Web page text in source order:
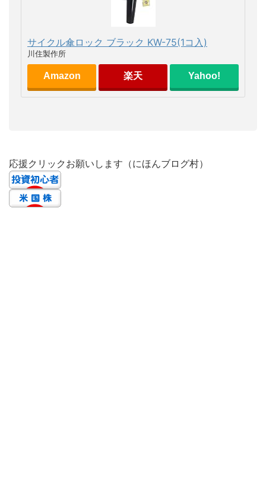
サイクル傘ロック ブラック KW-75(1コ入)
川住製作所
Amazon 楽天 Yahoo!
応援クリックお願いします（にほんブログ村）